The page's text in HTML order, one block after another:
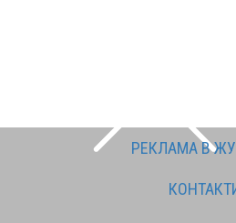
РЕКЛАМА В